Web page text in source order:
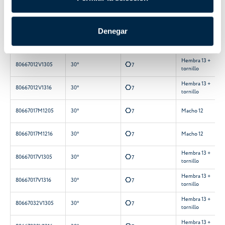
Denegar
80665015M1205 30° Q 6 Macho 12
80667012V1305 30° E 7
Hembra 13 +
tornillo
80667012V1316 30° E 7
Hembra 13 +
tornillo
80667017M1205 30° E 7 Macho 12
80667017M1216 30° E 7 Macho 12
80667017V1305 30° E 7
Hembra 13 +
tornillo
80667017V1316 30° E 7
Hembra 13 +
tornillo
80667032V1305 30° E 7
Hembra 13 +
tornillo
Hembra 13 +